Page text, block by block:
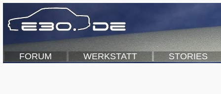
FORUM WERKSTATT STORIES